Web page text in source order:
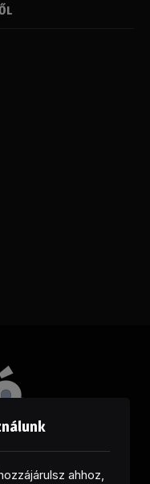
ahhoz,